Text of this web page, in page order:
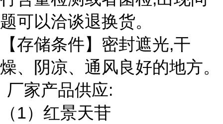
题可以洽谈退换货。
【存储条件】密封遮光,干
燥、阴凉、通风良好的地方。
厂家产品供应:
（1）红景天苷